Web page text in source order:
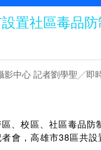
置社區毒品
影中心 記者劉學聖╱即
、校區、社區毒品
會，高雄市38區共